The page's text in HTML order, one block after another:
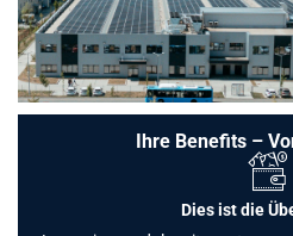
Ihre Benefits –
Dies ist die